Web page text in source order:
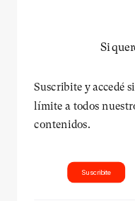
Si
Suscribite y accedé
límite a todos
contenidos.
Suscribite